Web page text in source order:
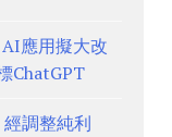
應用擬大改
ChatGPT
調整純利